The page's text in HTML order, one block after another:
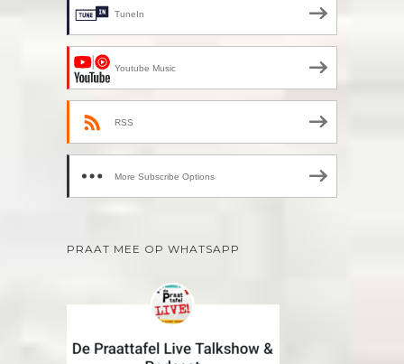
TuneIn
Youtube Music
RSS
More Subscribe Options
PRAAT MEE OP WHATSAPP